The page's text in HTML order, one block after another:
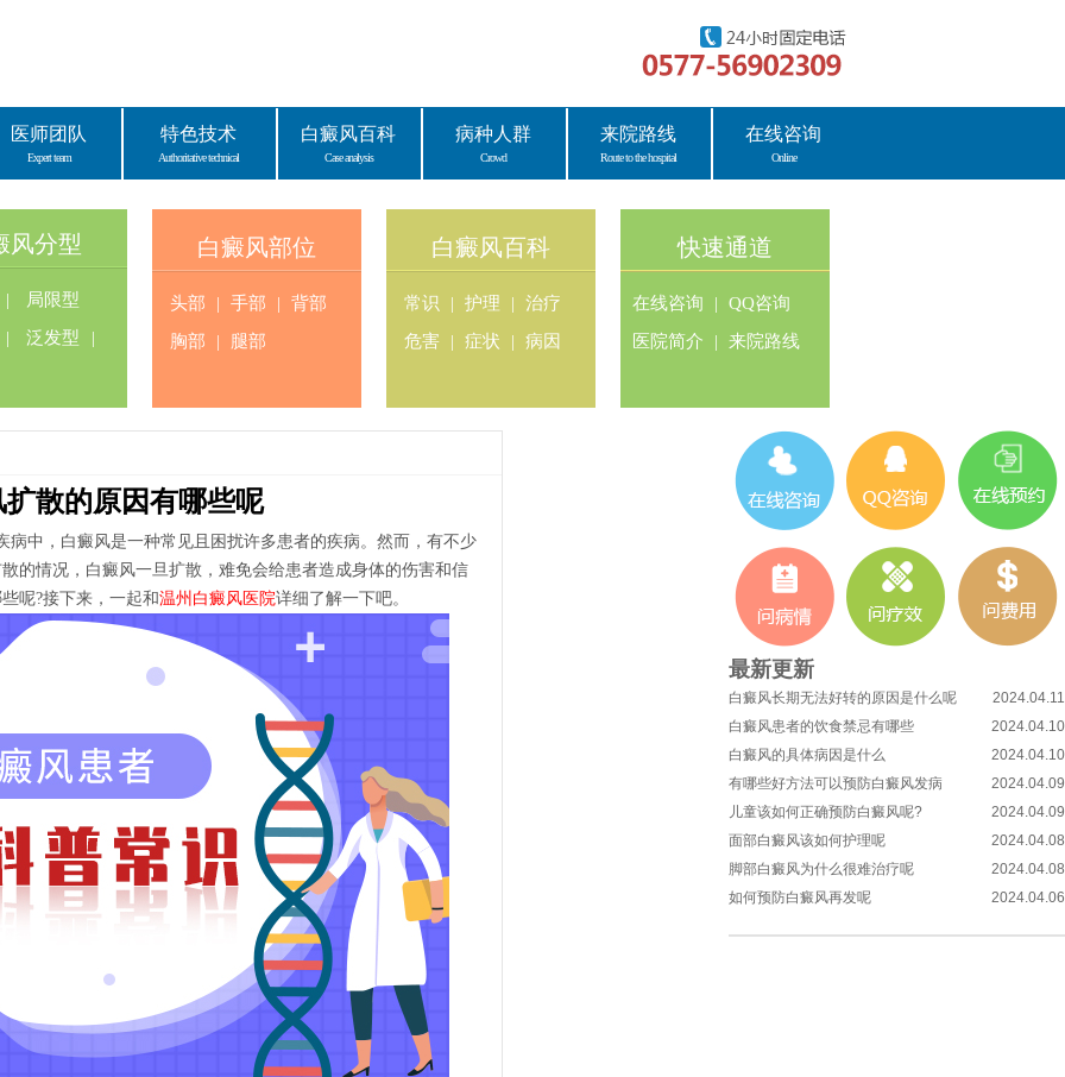
医师团队
Expert team
特色技术
Authoritative technical
白癜风百科
Case analysis
病种人群
Crowd
来院路线
Route to the hospital
在线咨询
Online
风分型
|
局限型
|
泛发型 |
白癜风部位
头部 | 手部 |
背部
胸部
| 腿部
白癜风百科
常识 | 护理 |
治疗
危害
| 症状 | 病因
快速通道
在线咨询 |
QQ咨询
医院简介
| 来院路线
扩散的原因有哪些呢
病中，白癜风是一种常见且困扰许多患者的疾病。然而，有不少
的情况，白癜风一旦扩散，难免会给患者造成身体的伤害和信
呢?接下来，一起和温州白癜风医院详细了解一下吧。
最新更新
白癜风长期无法好转的原因是什么呢
2024.04.11
白癜风患者的饮食禁忌有哪些
2024.04.10
白癜风的具体病因是什么
2024.04.10
有哪些好方法可以预防白癜风发病
2024.04.09
儿童该如何正确预防白癜风呢?
2024.04.09
面部白癜风该如何护理呢
2024.04.08
脚部白癜风为什么很难治疗呢
2024.04.08
如何预防白癜风再发呢
2024.04.06